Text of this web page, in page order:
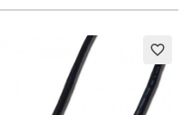
favorite_border